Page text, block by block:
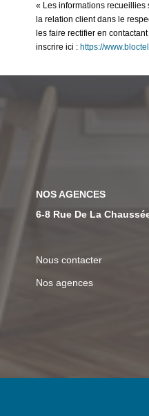
« Les informations recueillies
la relation client dans le
les faire rectifier en
inscrire ici : https://
NOS AGENCES
6-8 Rue De La
Nous contacter
Nos agences